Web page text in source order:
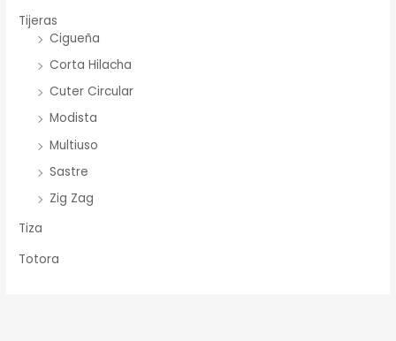
Tijeras
Cigueña
Corta Hilacha
Cuter Circular
Modista
Multiuso
Sastre
Zig Zag
Tiza
Totora